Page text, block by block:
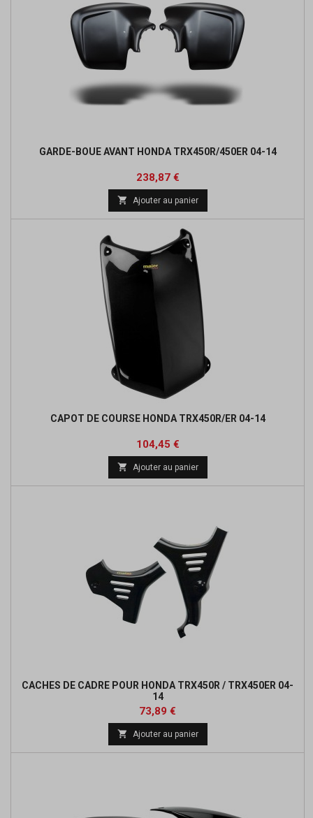
GARDE-BOUE AVANT HONDA TRX450R/450ER 04-14
Prix
238,87 €Prix
de
base
 Ajouter au panier
CAPOT DE COURSE HONDA TRX450R/ER 04-14
Prix
104,45 €Prix
de
base
 Ajouter au panier
CACHES DE CADRE POUR HONDA TRX450R / TRX450ER 04-
14
Prix
73,89 €
base
 Ajouter au panier